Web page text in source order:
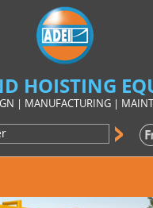
HOISTING
| MANUFACTURING |